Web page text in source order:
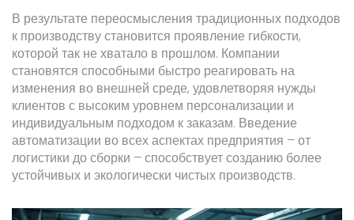
В результате переосмысления традиционных подходов
к производству становится проявление гибкости,
которой так не хватало в прошлом. Компании
становятся способными быстро реагировать на
изменения во внешней среде, удовлетворяя нужды
клиентов с высоким уровнем персонализации и
индивидуальным подходом к заказам. Введение
автоматизации во всех аспектах предприятия – от
логистики до сборки – способствует созданию более
устойчивых и экологически чистых производств.